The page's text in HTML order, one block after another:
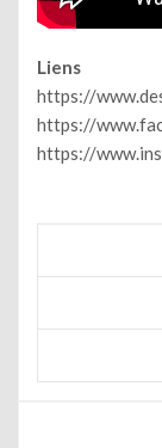
Liens
https://
https://
https://